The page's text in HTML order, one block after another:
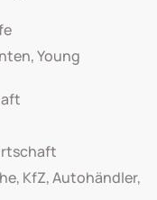
Young
KfZ, Autohändler,